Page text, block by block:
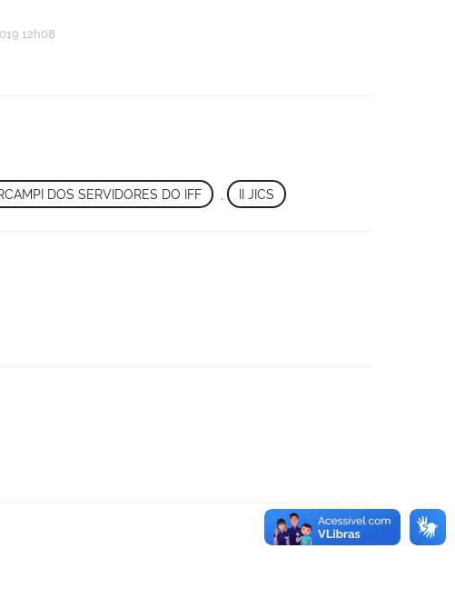
12h08
DOS SERVIDORES DO IFF , II JICS